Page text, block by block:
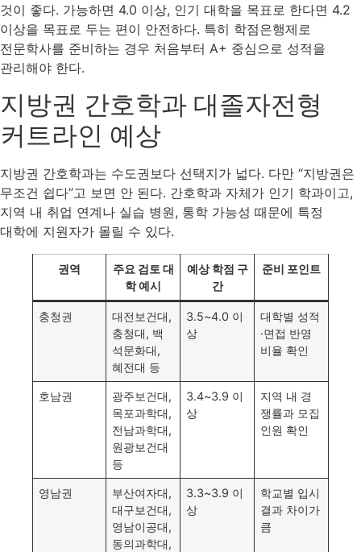
것이 좋다. 가능하면 4.0 이상, 인기 대학을 목표로 한다면 4.2
이상을 목표로 두는 편이 안전하다. 특히 학점은행제로
전문학사를 준비하는 경우 처음부터 A+ 중심으로 성적을
관리해야 한다.
지방권 간호학과 대졸자전형
커트라인 예상
지방권 간호학과는 수도권보다 선택지가 넓다. 다만 “지방권은
무조건 쉽다”고 보면 안 된다. 간호학과 자체가 인기 학과이고,
지역 내 취업 연계나 실습 병원, 통학 가능성 때문에 특정
대학에 지원자가 몰릴 수 있다.
권역
주요 검토 대
학 예시
예상 학점 구
간
준비 포인트
충청권
대전보건대,
충청대, 백
석문화대,
혜전대 등
3.5~4.0 이
상
대학별 성적
·면접 반영
비율 확인
호남권
광주보건대,
목포과학대,
전남과학대,
원광보건대
등
3.4~3.9 이
상
지역 내 경
쟁률과 모집
인원 확인
영남권
부산여자대,
대구보건대,
영남이공대,
동의과학대,
3.3~3.9 이
상
학교별 입시
결과 차이가
큼